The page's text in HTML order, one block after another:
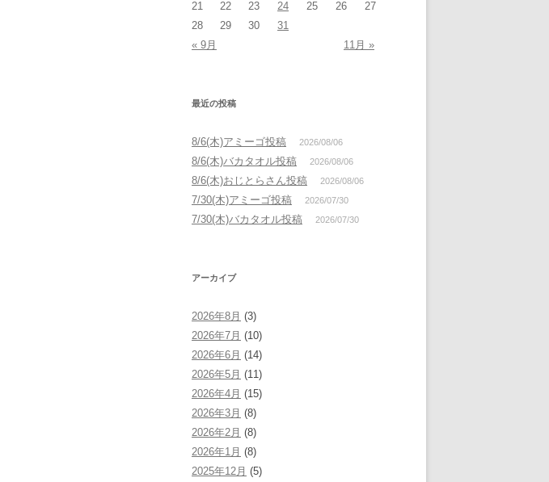
21
22 23 24 25 26
27
28
29 30
31
« 9月
11月 »
最近の投稿
8/6(木)アミーゴ投稿 2026/08/06
8/6(木)バカタオル投稿 2026/08/06
8/6(木)おじとらさん投稿 2026/08/06
7/30(木)アミーゴ投稿 2026/07/30
7/30(木)バカタオル投稿 2026/07/30
アーカイブ
2026年8月 (3)
2026年7月 (10)
2026年6月 (14)
2026年5月 (11)
2026年4月 (15)
2026年3月 (8)
2026年2月 (8)
2026年1月 (8)
2025年12月 (5)